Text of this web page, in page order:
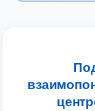
Оставляйте
вопросам